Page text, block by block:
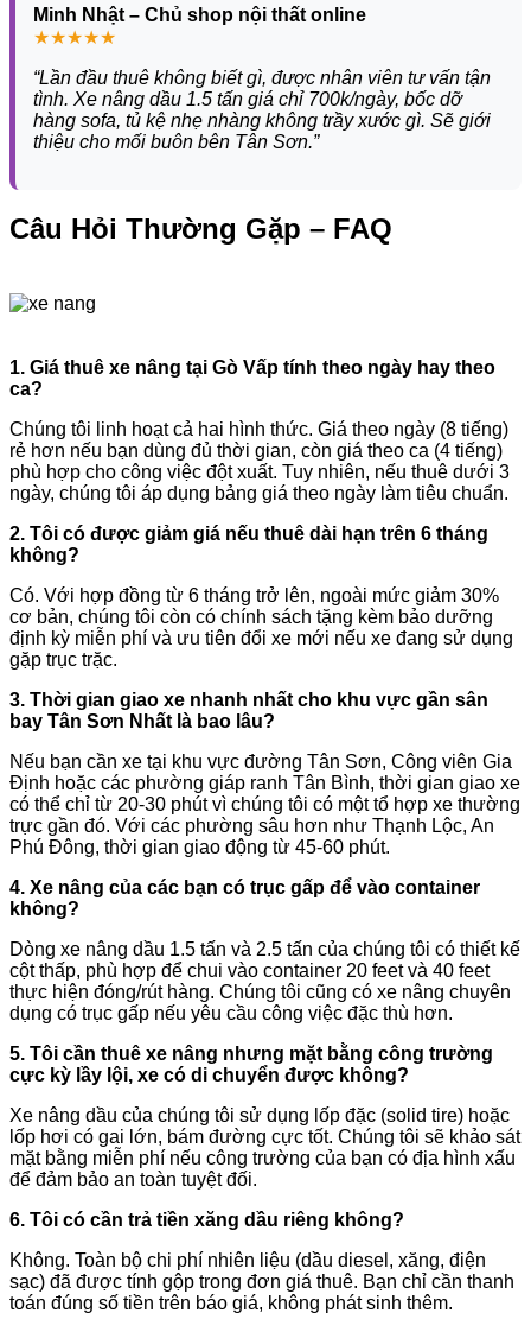
Minh Nhật – Chủ shop nội thất online
★★★★★
“Lần đầu thuê không biết gì, được nhân viên tư vấn tận
tình. Xe nâng dầu 1.5 tấn giá chỉ 700k/ngày, bốc dỡ
hàng sofa, tủ kệ nhẹ nhàng không trầy xước gì. Sẽ giới
thiệu cho mối buôn bên Tân Sơn.”
Câu Hỏi Thường Gặp – FAQ
1. Giá thuê xe nâng tại Gò Vấp tính theo ngày hay theo
ca?
Chúng tôi linh hoạt cả hai hình thức. Giá theo ngày (8 tiếng)
rẻ hơn nếu bạn dùng đủ thời gian, còn giá theo ca (4 tiếng)
phù hợp cho công việc đột xuất. Tuy nhiên, nếu thuê dưới 3
ngày, chúng tôi áp dụng bảng giá theo ngày làm tiêu chuẩn.
2. Tôi có được giảm giá nếu thuê dài hạn trên 6 tháng
không?
Có. Với hợp đồng từ 6 tháng trở lên, ngoài mức giảm 30%
cơ bản, chúng tôi còn có chính sách tặng kèm bảo dưỡng
định kỳ miễn phí và ưu tiên đổi xe mới nếu xe đang sử dụng
gặp trục trặc.
3. Thời gian giao xe nhanh nhất cho khu vực gần sân
bay Tân Sơn Nhất là bao lâu?
Nếu bạn cần xe tại khu vực đường Tân Sơn, Công viên Gia
Định hoặc các phường giáp ranh Tân Bình, thời gian giao xe
có thể chỉ từ 20-30 phút vì chúng tôi có một tổ hợp xe thường
trực gần đó. Với các phường sâu hơn như Thạnh Lộc, An
Phú Đông, thời gian giao động từ 45-60 phút.
4. Xe nâng của các bạn có trục gấp để vào container
không?
Dòng xe nâng dầu 1.5 tấn và 2.5 tấn của chúng tôi có thiết kế
cột thấp, phù hợp để chui vào container 20 feet và 40 feet
thực hiện đóng/rút hàng. Chúng tôi cũng có xe nâng chuyên
dụng có trục gấp nếu yêu cầu công việc đặc thù hơn.
5. Tôi cần thuê xe nâng nhưng mặt bằng công trường
cực kỳ lầy lội, xe có di chuyển được không?
Xe nâng dầu của chúng tôi sử dụng lốp đặc (solid tire) hoặc
lốp hơi có gai lớn, bám đường cực tốt. Chúng tôi sẽ khảo sát
mặt bằng miễn phí nếu công trường của bạn có địa hình xấu
để đảm bảo an toàn tuyệt đối.
6. Tôi có cần trả tiền xăng dầu riêng không?
Không. Toàn bộ chi phí nhiên liệu (dầu diesel, xăng, điện
sạc) đã được tính gộp trong đơn giá thuê. Bạn chỉ cần thanh
toán đúng số tiền trên báo giá, không phát sinh thêm.